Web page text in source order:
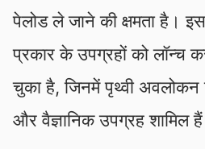
पेलोड ले जाने की क्षमता है।
प्रकार के उपग्रहों को लॉन्च
चुका है, जिनमें पृथ्वी
और वैज्ञानिक उपग्रह शामिल